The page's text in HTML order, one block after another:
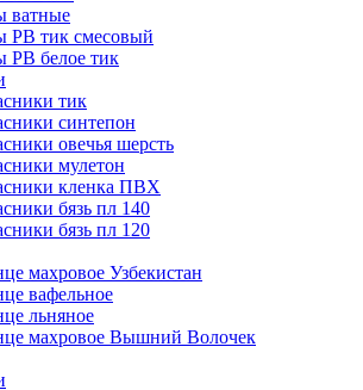
ватные
РВ тик смесовый
РВ белое тик
тик
синтепон
овечья шерсть
мулетон
кленка ПВХ
бязь пл 140
бязь пл 120
махровое Узбекистан
вафельное
льняное
махровое Вышний Волочек